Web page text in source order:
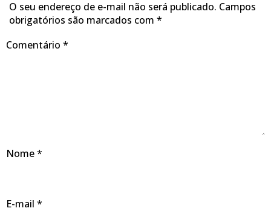
O seu endereço de e-mail não será publicado. Campos
obrigatórios são marcados com *
Comentário *
Nome*
E-mail *